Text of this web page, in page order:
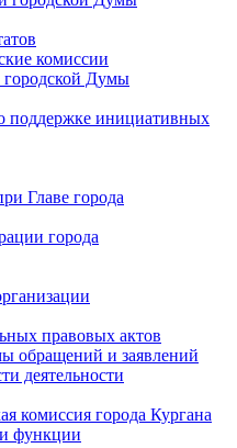
комиссии
городской Думы
поддержке инициативных
Главе города
города
правовых актов
обращений и заявлений
деятельности
комиссия города Кургана
функции